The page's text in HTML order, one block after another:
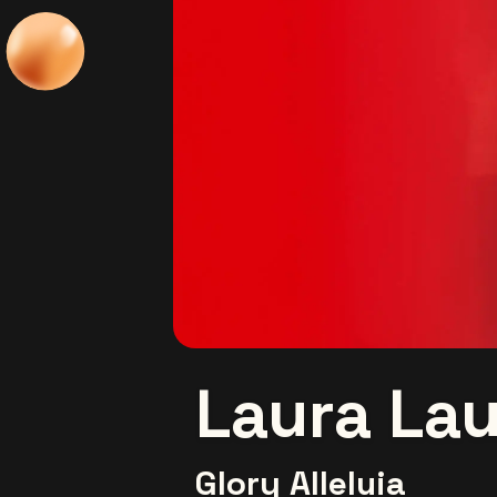
Laura
Glory Alleluia